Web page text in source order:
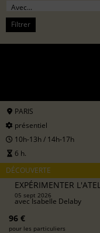
Filtrer
PARIS
présentiel
10h-13h / 14h-17h
6 h.
DÉCOUVERTE
EXPÉRIMENTER
05 sept 2026
avecIsabelle Delaby
96 €
pour les particuliers